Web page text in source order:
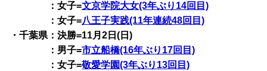
：女子=文京学院大女(3年ぶり14回目)
：女子=八王子実践(11年連続48回目)
・千葉県：決勝=11月2日(日)
：男子=市立船橋(16年ぶり17回目)
：女子=敬愛学園(3年ぶり13回目)